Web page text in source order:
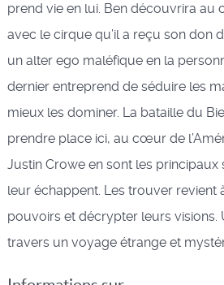
prend vie en lui. Ben découvrira au
avec le cirque qu’il a reçu son don
un alter ego maléfique en la
dernier entreprend de séduire les
mieux les dominer. La bataille du
prendre place ici, au cœur de
Justin Crowe en sont les principaux
leur échappent. Les trouver revient
pouvoirs et décrypter leurs visions.
travers un voyage étrange et